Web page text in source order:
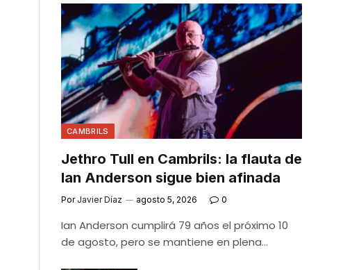
CAMBRILS
Jethro Tull en Cambrils: la flauta de
Ian Anderson sigue bien afinada
Por Javier Díaz agosto 5, 2026 0
Ian Anderson cumplirá 79 años el próximo 10
de agosto, pero se mantiene en plena…